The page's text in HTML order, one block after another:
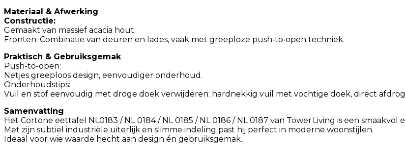
Materiaal & Afwerking
Constructie:
Gemaakt van massief acacia hout.
Fronten: Combinatie van deuren en lades, vaak met greeploze push‑to‑open techniek.
Praktisch & Gebruiksgemak
Push-to-open:
Netjes greeploos design, eenvoudiger onderhoud.
Onderhoudstips:
Vuil en stof eenvoudig met droge doek verwijderen; hardnekkig vuil met vochtige doek, direct
Samenvatting
Het Cortone eettafel NL0183 / NL 0184 / NL 0185 / NL 0186 / NL 0187 van Tower Living is een
Met zijn subtiel industriële uiterlijk en slimme indeling past hij perfect in moderne woonstijlen.
Ideaal voor wie waarde hecht aan design én gebruiksgemak.